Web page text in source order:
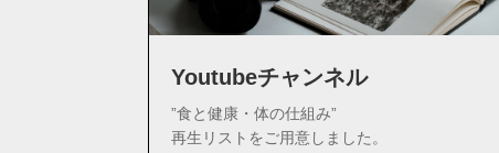
Youtubeチャンネル
”食と健康・体の仕組み”
再生リストをご用意しました。